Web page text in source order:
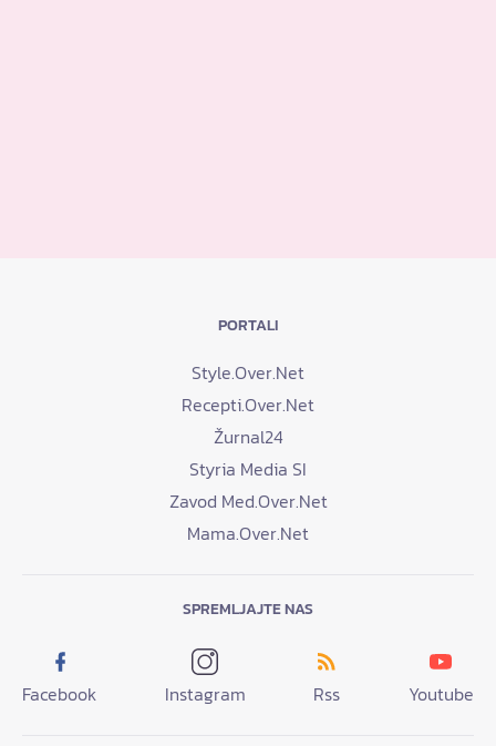
PORTALI
Style.Over.Net
Recepti.Over.Net
Žurnal24
Styria Media SI
Zavod Med.Over.Net
Mama.Over.Net
SPREMLJAJTE NAS
Facebook Instagram Rss Youtube